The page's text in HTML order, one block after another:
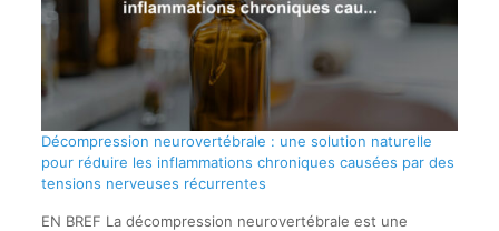
Décompression neurovertébrale : une solution naturelle
pour réduire les inflammations chroniques causées par des
tensions nerveuses récurrentes
EN BREF La décompression neurovertébrale est une